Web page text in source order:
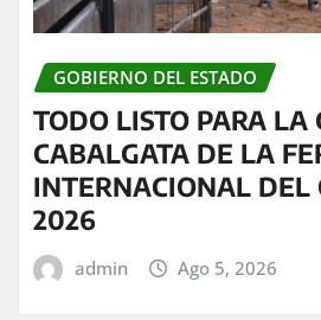
GOBIERNO DEL ESTADO
TODO LISTO PARA LA
CABALGATA DE LA
INTERNACIONAL DEL
2026
admin Ago 5, 2026